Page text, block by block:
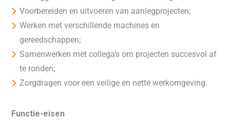
Voorbereiden en uitvoeren van aanlegprojecten;
Werken met verschillende machines en
gereedschappen;
Samenwerken met collega’s om projecten succesvol af
te ronden;
Zorgdragen voor een veilige en nette werkomgeving.
Functie-eisen